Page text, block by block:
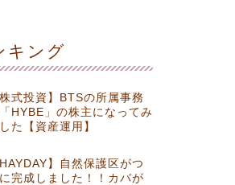
キング
株式投資】BTSの所属事務
HYBE」の株主になってみ
た【資産運用】
HAYDAY】自然保護区がつ
完成しました！！カバが